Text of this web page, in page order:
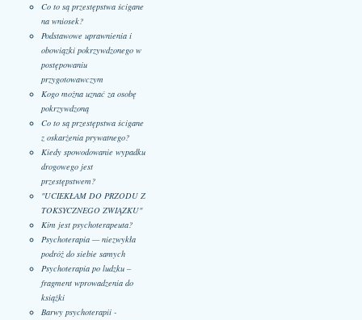
Co to są przestępstwa ścigane
na wniosek?
Podstawowe uprawnienia i
obowiązki pokrzywdzonego w
postępowaniu
przygotowawczym
Kogo można uznać za osobę
pokrzywdzoną
Co to są przestępstwa ścigane
z oskarżenia prywatnego?
Kiedy spowodowanie wypadku
drogowego jest
przestępstwem?
"UCIEKŁAM DO PRZODU Z
TOKSYCZNEGO ZWIĄZKU"
Kim jest psychoterapeuta?
Psychoterapia — niezwykła
podróż do siebie samych
Psychoterapia po ludzku –
fragment wprowadzenia do
książki
Barwy psychoterapii -